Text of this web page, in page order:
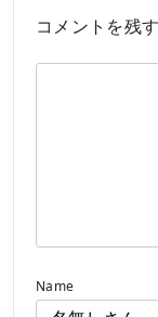
コメントを残す
Name